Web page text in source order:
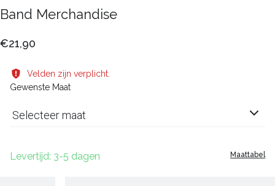
Band Merchandise
€21,90
Velden zijn verplicht.
Gewenste Maat
Selecteer maat
Maattabel
Levertijd: 3-5 dagen